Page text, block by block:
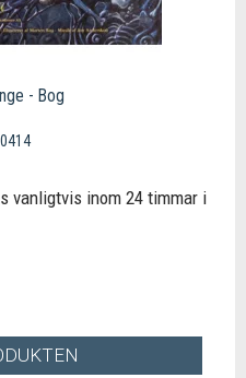
- Bog
vanligtvis inom 24 timmar i